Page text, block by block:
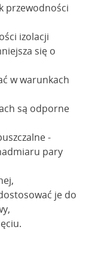
przewodności
izolacji
się o
w warunkach
są odporne
-
pary
je do